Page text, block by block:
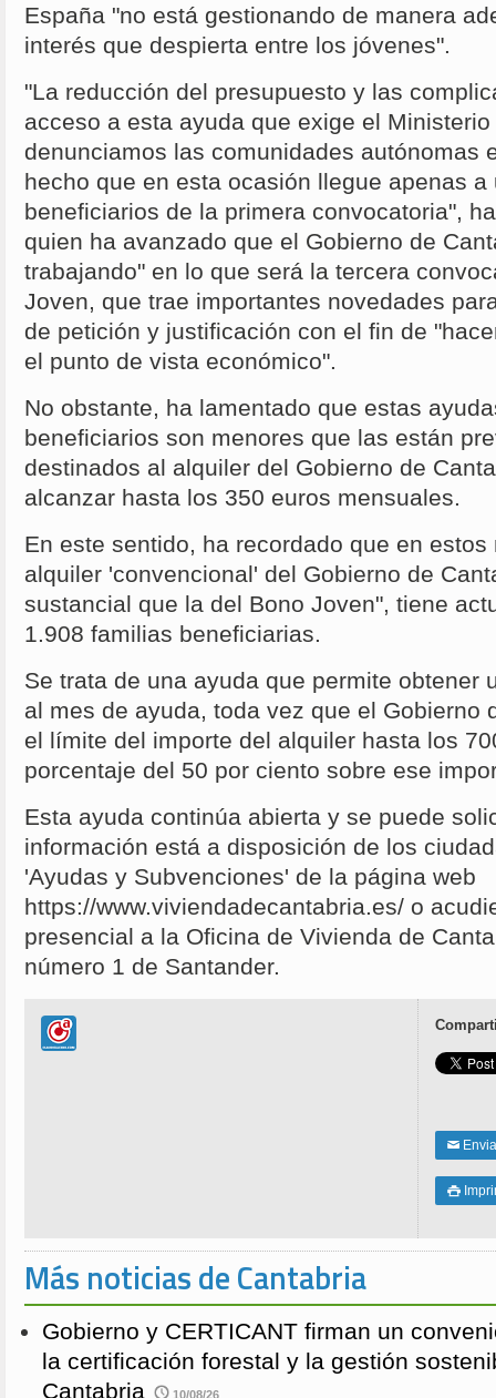
España "no está gestionando de manera
interés que despierta entre los jóvenes".
"La reducción del presupuesto y las
acceso a esta ayuda que exige el
denunciamos las comunidades autónomas
hecho que en esta ocasión llegue apenas
beneficiarios de la primera convocatoria",
quien ha avanzado que el Gobierno de
trabajando" en lo que será la tercera
Joven, que trae importantes novedades
de petición y justificación con el fin de
el punto de vista económico".
No obstante, ha lamentado que estas
beneficiarios son menores que las están
destinados al alquiler del Gobierno de
alcanzar hasta los 350 euros mensuales.
En este sentido, ha recordado que en
alquiler 'convencional' del Gobierno de
sustancial que la del Bono Joven", tiene
1.908 familias beneficiarias.
Se trata de una ayuda que permite obtener
al mes de ayuda, toda vez que el Gobierno
el límite del importe del alquiler hasta los
porcentaje del 50 por ciento sobre ese
Esta ayuda continúa abierta y se puede
información está a disposición de los
'Ayudas y Subvenciones' de la página web
https://www.viviendadecantabria.es/ o
presencial a la Oficina de Vivienda de
número 1 de Santander.
✉

Más noticias de Cantabria
Gobierno y CERTICANT firman un
la certificación forestal y la gestión
Cantabria
10/08/26